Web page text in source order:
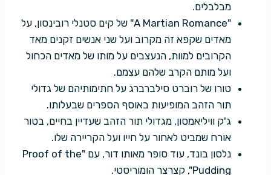
מבלבלים.
"A Martian Romance" של קים סטנלי רובינסון, על
מאדים שקפא זה מקרוב ועל שני אנשים זקנים מאד
הקרובים למוות, הנעצבים על מותו של מאדים הכחול
ועל מותם הקרב שלהם עצמם.
טורו של רוברט סילברברג על חתימותיהם של גדולי
תור הזהב המופיעות באוסף הספרים שבעלותו.
ג'ק וויליאמסון, מגדולי תור הזהב שעדיין בחיים, בטור
אורח שמביט לאחור על חייו ועל הקריירה שלו.
נלסון בונד, עוד סופר מאותו דור, עם "Proof of the
Pudding", קצרצר הומוריסטי.